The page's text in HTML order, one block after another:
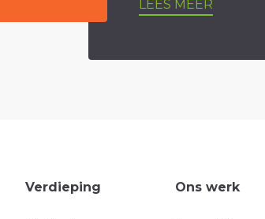
LEES MEER
Verdieping Ons werk